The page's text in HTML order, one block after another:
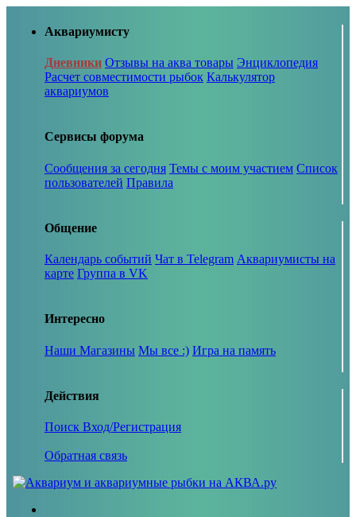
Аквариумисту
Дневники Отзывы на аква товары Энциклопедия
Расчет совместимости рыбок Калькулятор
аквариумов
Сервисы форума
Сообщения за сегодня Темы с моим участием Список
пользователей Правила
Общение
Календарь событий Чат в Telegram Аквариумисты на
карте Группа в VK
Интересно
Наши Магазины Мы все :) Игра на память
Действия
Поиск Вход/Регистрация
Обратная связь